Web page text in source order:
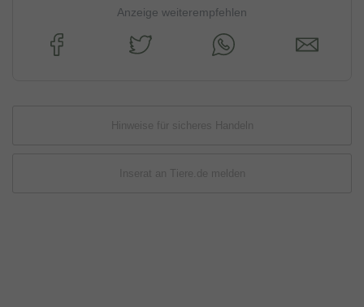
Anzeige weiterempfehlen
Hinweise für sicheres Handeln
Inserat an Tiere.de melden